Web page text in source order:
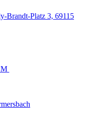
Brandt-Platz 3, 69115